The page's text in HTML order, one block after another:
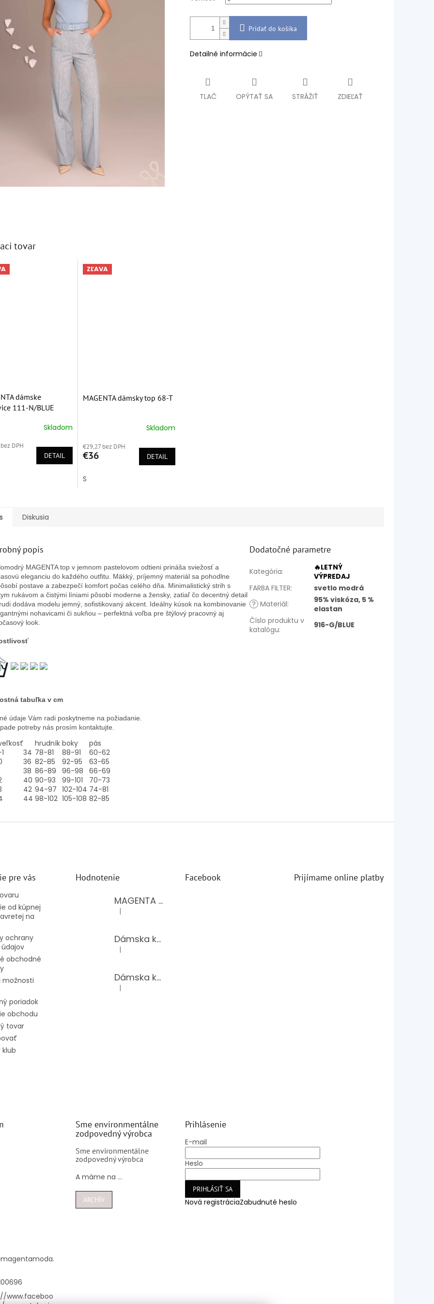
Pridať do košíka
Detailné informácie
TLAČ OPÝTAŤ SA STRÁŽIŤ ZDIEĽAŤ
tovar
dámske
111-N/BLUE
Skladom
DPH
DETAIL
ZĽAVA
MAGENTA dámsky top 68-T
produktu
je
z
5
Skladom
€29,27 bez DPH
€36 DETAIL
S
Diskusia
popis
MAGENTA top v jemnom pastelovom odtieni prináša sviežosť a
eleganciu do každého outfitu. Mäkký, príjemný materiál sa pohodlne
postave a zabezpečí komfort počas celého dňa. Minimalistický strih s
rukávom a čistými líniami pôsobí moderne a žensky, zatiaľ čo decentný detail
dodáva modelu jemný, sofistikovaný akcent. Ideálny kúsok na kombinovanie
nohavicami či sukňou – perfektná voľba pre štýlový pracovný aj
look.
tabuľka v cm
údaje Vám radi poskytneme na požiadanie.
potreby nás prosím kontaktujte.
hrudník boky
pás
34 78-81 88-91
60-62
36 82-85 92-95
63-65
38 86-89 96-98
66-69
40 90-93 99-101
70-73
42 94-97 102-104 74-81
44 98-102 105-108 82-85
Dodatočné parametre
Kategória:
🔥LETNÝ
VÝPREDAJ
FARBA FILTER:
svetlo modrá
? Materiál:
95% viskóza, 5 %
elastan
Číslo produktu v
katalógu: 916-G/BLUE
pre vás
od kúpnej
na
ochrany
obchodné
možnosti
poriadok
obchodu
tovar
klub
Hodnotenie
MAGENTA dámsky top 15-T/BLACK
Hodnotenie produktu je 5 z 5 hviezdičiek.
|
Dámska kožená kabelka LAURA BIAGGI 944-PINK
Hodnotenie produktu je 5 z 5 hviezdičiek.
|
Dámska kožená kabelka TS04-519/JEANS BLUE
Hodnotenie produktu je 5 z 5 hviezdičiek.
|
Facebook Prijímame online platby
Sme environmentálne
zodpovedný výrobca
Sme environmentálne
zodpovedný výrobca
A máme na ...
ARCHÍV
Prihlásenie
E-mail
Heslo
PRIHLÁSIŤ SA
Nová registráciaZabudnuté heslo
magentamoda.
www.faceboo